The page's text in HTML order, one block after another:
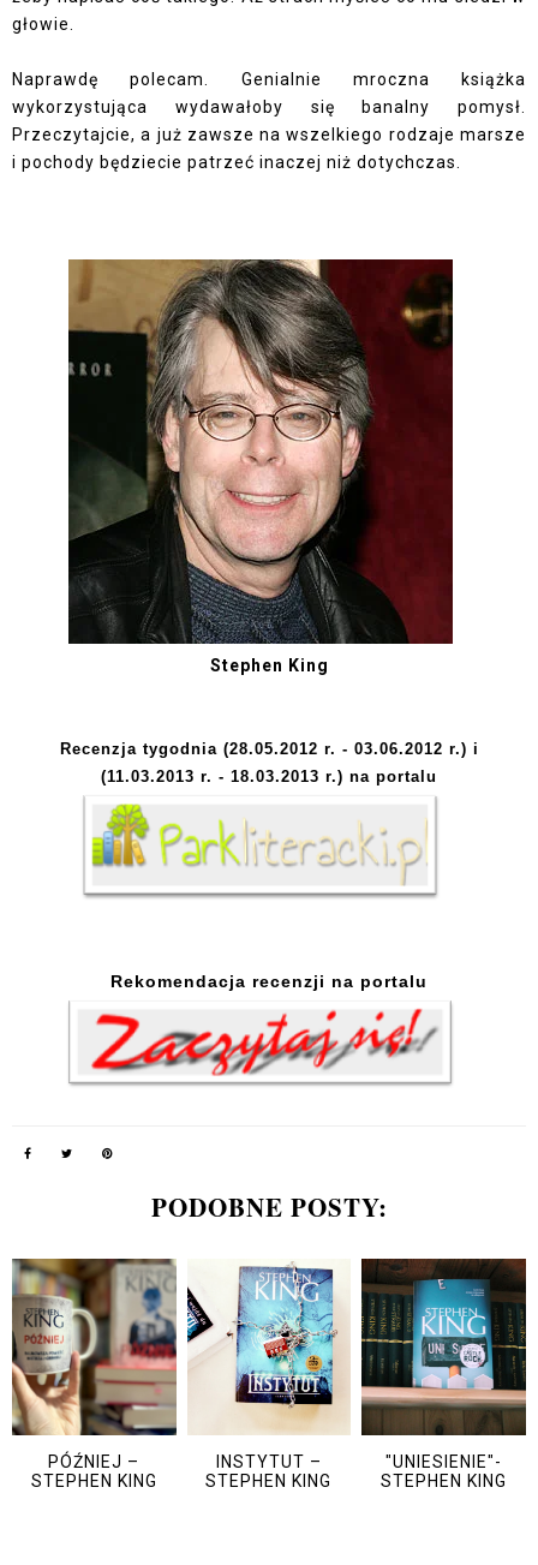
głowie.
Naprawdę polecam. Genialnie mroczna książka
wykorzystująca wydawałoby się banalny pomysł.
Przeczytajcie, a już zawsze na wszelkiego rodzaje marsze
i pochody będziecie patrzeć inaczej niż dotychczas.
Stephen King
Recenzja tygodnia (28.05.2012 r. - 03.06.2012 r.) i
(11.03.2013 r. - 18.03.2013 r.) na portalu
Rekomendacja recenzji na portalu
PODOBNE POSTY:
PÓŹNIEJ –
STEPHEN KING
INSTYTUT –
STEPHEN KING
"UNIESIENIE"-
STEPHEN KING